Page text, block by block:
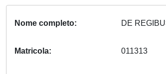
Nome completo DE
Matricola 011313